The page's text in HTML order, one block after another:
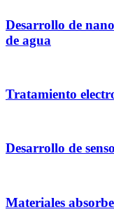
Desarrollo de
de agua
Tratamiento
Desarrollo de
Materiales